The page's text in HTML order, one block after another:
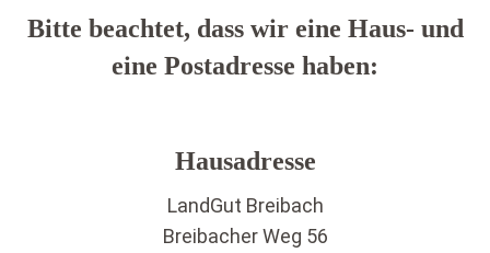
Bitte beachtet, dass wir eine Haus- und
eine Postadresse haben:
Hausadresse
LandGut Breibach
Breibacher Weg 56